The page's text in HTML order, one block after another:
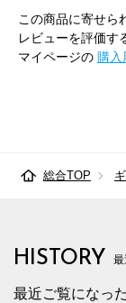
この商品に寄せら
レビューを評価す
マイページの 購入
総合TOP
HISTORY
最近ご覧になっ